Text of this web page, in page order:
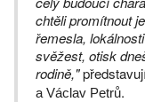
chtěli promítnout
řemesla,
svěžest, otisk
rodině,"
a Václav Petrů.